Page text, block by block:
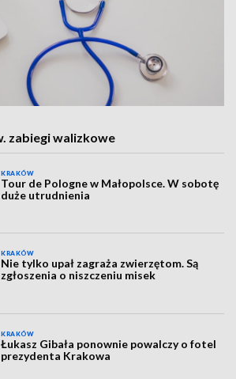
zabiegi walizkowe
KRAKÓW
Tour de Pologne w Małopolsce. W sobotę
duże utrudnienia
KRAKÓW
Nie tylko upał zagraża zwierzętom. Są
zgłoszenia o niszczeniu misek
KRAKÓW
Łukasz Gibała ponownie powalczy o fotel
prezydenta Krakowa